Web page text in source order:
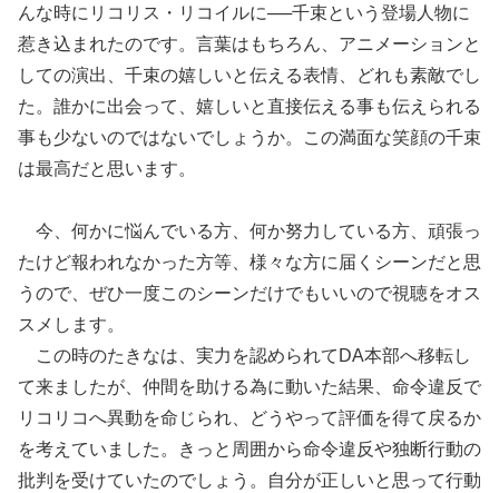
んな時にリコリス・リコイルに──千束という登場人物に
惹き込まれたのです。言葉はもちろん、アニメーションと
しての演出、千束の嬉しいと伝える表情、どれも素敵でし
た。誰かに出会って、嬉しいと直接伝える事も伝えられる
事も少ないのではないでしょうか。この満面な笑顔の千束
は最高だと思います。
今、何かに悩んでいる方、何か努力している方、頑張っ
たけど報われなかった方等、様々な方に届くシーンだと思
うので、ぜひ一度このシーンだけでもいいので視聴をオス
スメします。
この時のたきなは、実力を認められてDA本部へ移転し
て来ましたが、仲間を助ける為に動いた結果、命令違反で
リコリコへ異動を命じられ、どうやって評価を得て戻るか
を考えていました。きっと周囲から命令違反や独断行動の
批判を受けていたのでしょう。自分が正しいと思って行動